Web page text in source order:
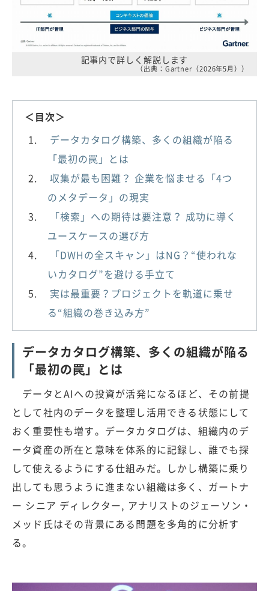
記事内で詳しく解説します
（出典：Gartner（2026年5月））
＜目次＞
データカタログ構築、多くの組織が陥る
「最初の罠」とは
収集が最も困難？ 企業を悩ませる「4つ
のメタデータ」の現実
「検索」への期待は要注意？ 成功に導く
ユースケースの選び方
「DWHの全スキャン」はNG？“使われな
いカタログ”を避ける手立て
実は最重要？プロジェクトを軌道に乗せ
る“組織の巻き込み方”
データカタログ構築、多くの組織が陥る
「最初の罠」とは
データとAIへの投資が活発になるほど、その前提
として社内のデータを整理し活用できる状態にして
おく重要性も増す。データカタログは、組織内のデ
ータ資産の所在と意味を体系的に記録し、誰でも探
して使えるようにする仕組みだ。しかし構築に乗り
出しても思うように進まない組織は多く、ガートナ
ー シニア ディレクター, アナリストのジェーソン・
メッド氏はその背景にある問題を多角的に分析す
る。